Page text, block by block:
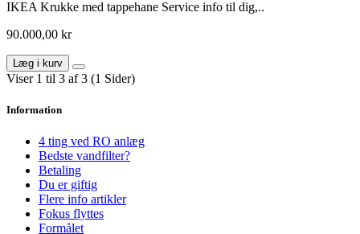
IKEA Krukke med tappehane Service info til dig,..
90.000,00 kr
Læg i kurv
Viser 1 til 3 af 3 (1 Sider)
Information
4 ting ved RO anlæg
Bedste vandfilter?
Betaling
Du er giftig
Flere info artikler
Fokus flyttes
Formålet